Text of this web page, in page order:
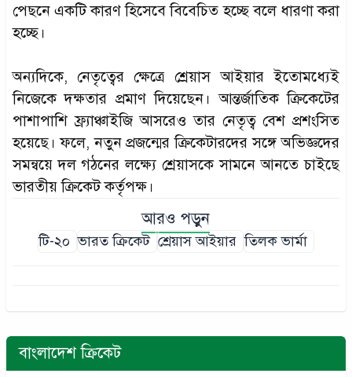
পেছনে একটি কারণ হিসেবে বিবেচিত হচ্ছে বলে ধারণা করা
হচ্ছে।
অন্যদিকে, নেতৃত্বের ক্ষেত্রে শ্রেয়াস আইয়ার ইতোমধ্যেই
নিজেকে দক্ষতার প্রমাণ দিয়েছেন। আন্তর্জাতিক ক্রিকেটের
পাশাপাশি ফ্র্যাঞ্চাইজি আসরেও তার নেতৃত্ব বেশ প্রশংসিত
হয়েছে। ফলে, নতুন প্রজন্মের ক্রিকেটারদের সঙ্গে অভিজ্ঞদের
সমন্বয়ে দল গঠনের লক্ষ্যে শ্রেয়াসকে সামনে আনতে চাইছে
ভারতীয় ক্রিকেট কর্তৃপক্ষ।
আরও পড়ুন
টি-২০ ভারত ক্রিকেট শ্রেয়াস আইয়ার তিলক ভার্মা
বাংলাদেশ ক্রিকেট